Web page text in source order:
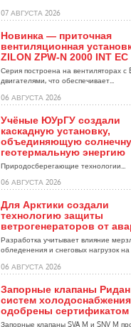
07 АВГУСТА 2026
Новинка — приточная
вентиляционная
ZILON ZPW-N 2000 INT EC
Серия построена на вентиляторах с
двигателями, что обеспечивает...
06 АВГУСТА 2026
Учёные ЮУрГУ создали
каскадную установку,
объединяющую
геотермальную энергию
Природосберегающие технологии...
06 АВГУСТА 2026
Для Арктики создали
технологию защиты
ветрогенераторов от
Разработка учитывает влияние
обледенения и снеговых нагрузок
06 АВГУСТА 2026
Запорные клапаны
систем холодоснабжения
одобрены
Запорные клапаны SVA M и SNV M